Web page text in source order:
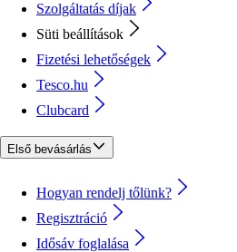
Szolgáltatás díjak
Süti beállítások
Fizetési lehetőségek
Tesco.hu
Clubcard
Első bevásárlás
Hogyan rendelj tőlünk?
Regisztráció
Idősáv foglalása